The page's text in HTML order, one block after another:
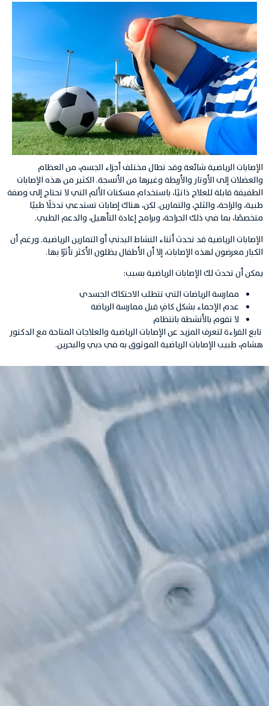
الإصابات الرياضية شائعة وقد تطال مختلف أجزاء الجسم، من العظام
والعضلات إلى الأوتار والأربطة وغيرها من الأنسجة. الكثير من هذه الإصابات
الطفيفة قابلة للعلاج ذاتيًا، باستخدام مسكنات الألم التي لا تحتاج إلى وصفة
طبية، والراحة، والثلج، والتمارين. لكن، هناك إصابات تستدعي تدخلًا طبيًا
متخصصًا، بما في ذلك الجراحة، وبرامج إعادة التأهيل، والدعم الطبي.
الإصابات الرياضية قد تحدث أثناء النشاط البدني أو التمارين الرياضية. ورغم أن
الكبار معرضون لهذه الإصابات، إلا أن الأطفال يظلون الأكثر تأثرًا بها.
يمكن أن تحدث لك الإصابات الرياضية بسبب:
ممارسة الرياضات التي تتطلب الاحتكاك الجسدي
عدم الإحماء بشكل كافٍ قبل ممارسة الرياضة
لا تقوم بالأنشطة بانتظام
تابع القراءة لتعرف المزيد عن الإصابات الرياضية والعلاجات المتاحة مع الدكتور
هشام، طبيب الإصابات الرياضية الموثوق به في دبي والبحرين.